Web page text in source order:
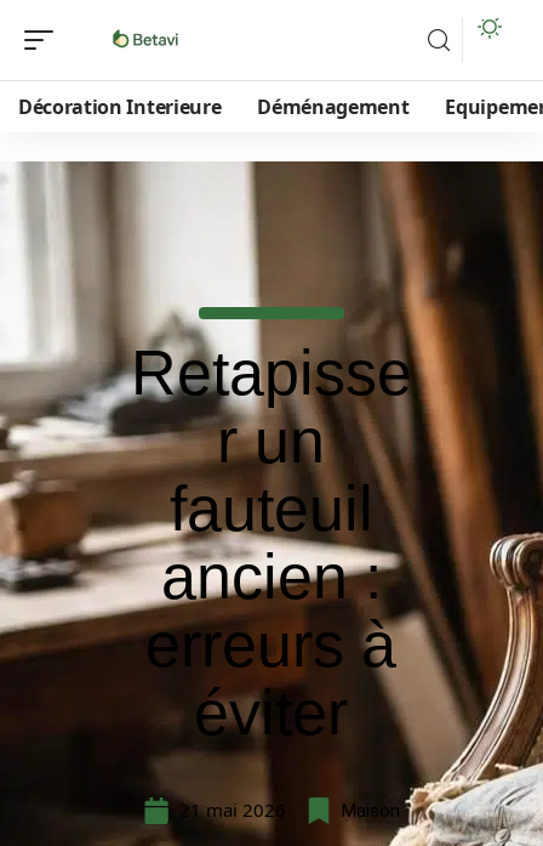
Décoration Interieure Déménagement
Retapisse
r un
fauteuil
ancien :
erreurs à
éviter
21 mai 2026 Maison